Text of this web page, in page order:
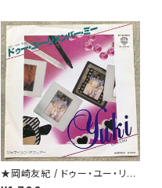
★岡崎友紀 / ドゥー・ユー・リメ
ンバー・ミー